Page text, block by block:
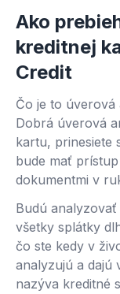
Ako
kreditnej
Credit
Čo je to úverová
Dobrá úverová
kartu, prinesiete
bude mať
dokumentmi v
Budú
všetky splátky
čo ste kedy v
analyzujú a dajú
nazýva kreditné